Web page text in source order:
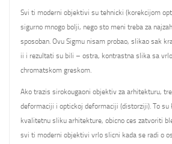
Svi ti moderni objektivi su tehnicki (korekcijom
sigurno mnogo bolji, nego sto meni treba za
sposoban. Ovu Sigmu nisam probao, slikao sak
ii i rezultati su bili – ostra, kontrastna slika sa
chromatskom greskom.
Ako trazis sirokougaoni objektiv za arhitekturu,
deformaciji i optickoj deformaciji (distorziji). To
kvalitetnu sliku arhitekture, obicno ces zatvoriti
svi ti moderni objektivi vrlo slicni kada se radi o